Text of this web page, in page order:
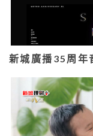
新城廣播35周